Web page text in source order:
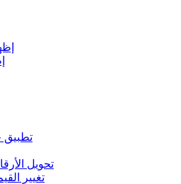
تطبيق
تحويل
تغيير